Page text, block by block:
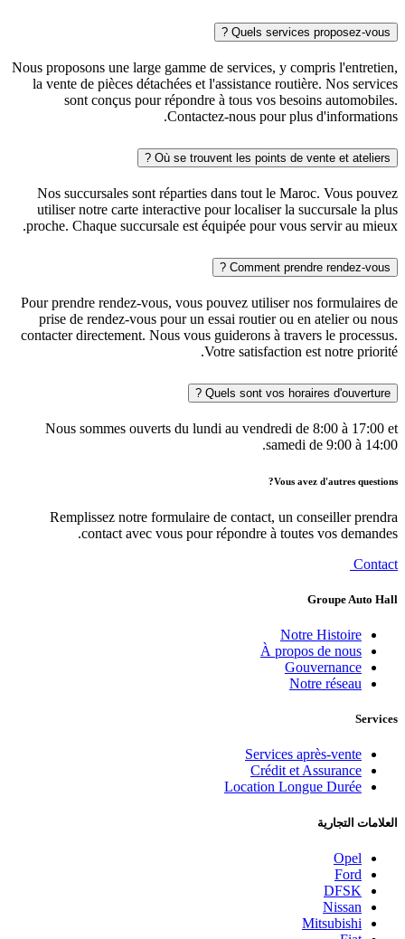
Quels services proposez-vous ?
Nous proposons une large gamme de services, y compris l'entretien,
la vente de pièces détachées et l'assistance routière. Nos services
sont conçus pour répondre à tous vos besoins automobiles.
Contactez-nous pour plus d'informations.
Où se trouvent les points de vente et ateliers ?
Nos succursales sont réparties dans tout le Maroc. Vous pouvez
utiliser notre carte interactive pour localiser la succursale la plus
proche. Chaque succursale est équipée pour vous servir au mieux.
Comment prendre rendez-vous ?
Pour prendre rendez-vous, vous pouvez utiliser nos formulaires de
prise de rendez-vous pour un essai routier ou en atelier ou nous
contacter directement. Nous vous guiderons à travers le processus.
Votre satisfaction est notre priorité.
Quels sont vos horaires d'ouverture ?
Nous sommes ouverts du lundi au vendredi de 8:00 à 17:00 et
samedi de 9:00 à 14:00.
Vous avez d'autres questions?
Remplissez notre formulaire de contact, un conseiller prendra
contact avec vous pour répondre à toutes vos demandes.
Contact
Groupe Auto Hall
Notre Histoire
À propos de nous
Gouvernance
Notre réseau
Services
Services après-vente
Crédit et Assurance
Location Longue Durée
العلامات التجارية
Opel
Ford
DFSK
Nissan
Mitsubishi